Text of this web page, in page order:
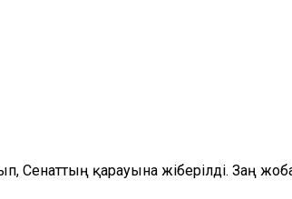
қарауына жіберілді. Заң